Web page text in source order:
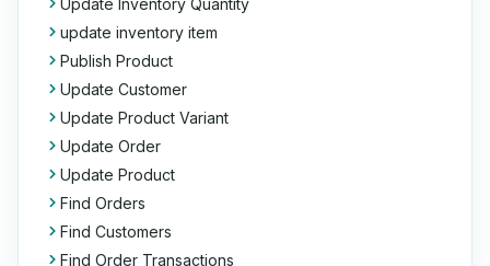
Update Inventory Quantity
update inventory item
Publish Product
Update Customer
Update Product Variant
Update Order
Update Product
Find Orders
Find Customers
Find Order Transactions